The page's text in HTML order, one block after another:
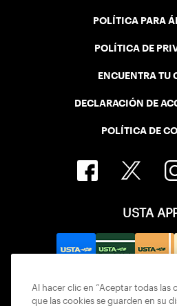
POLÍTICA PARA
POLÍTICA DE
ENCUENTRA TU
DECLARACIÓN DE
POLÍTICA DE
USTA
Al hacer clic en “Aceptar todas las
que las cookies se guarden en su